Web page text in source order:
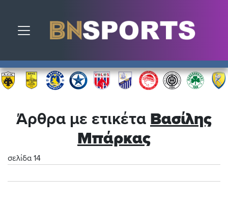
Toggle navigation
Άρθρα με ετικέτα Βασίλης
Μπάρκας
σελίδα 14